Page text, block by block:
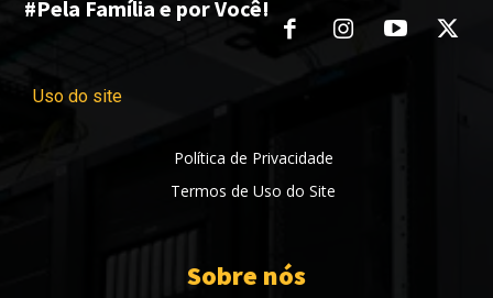
#Pela Família e por Você!
Uso do site
Política de Privacidade
Termos de Uso do Site
Sobre nós